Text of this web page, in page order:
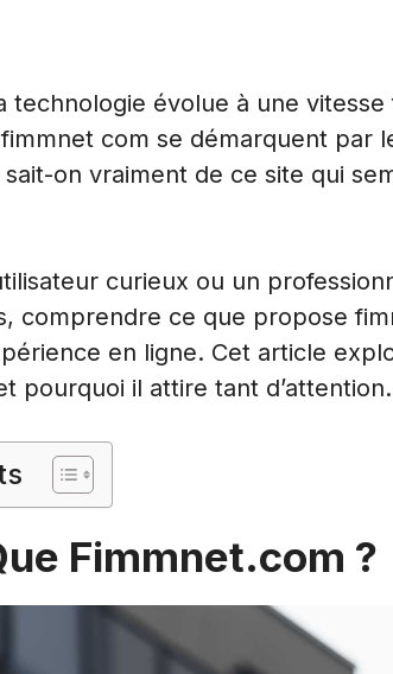
technologie évolue à une
com se démarquent par
on vraiment de ce site qui
curieux ou un
comprendre ce que propose
en ligne. Cet article
pourquoi il attire tant d’attention.
Fimmnet.com ?